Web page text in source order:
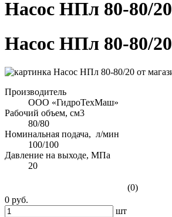
Насос НПл 80-80/20
Насос НПл 80-80/20
Производитель
ООО «ГидроТехМаш»
Рабочий объем, см3
80/80
Номинальная подача, л/мин
100/100
Давление на выходе, МПа
20
(0)
0 руб.
шт